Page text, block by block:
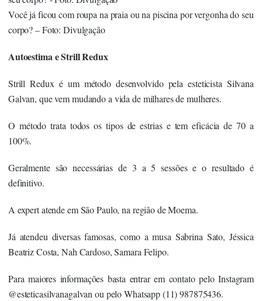
Você já ficou com roupa na praia ou na piscina por vergonha do seu
corpo? – Foto: Divulgação
Autoestima e Strill Redux
Strill Redux é um método desenvolvido pela esteticista Silvana
Galvan, que vem mudando a vida de milhares de mulheres.
O método trata todos os tipos de estrias e tem eficácia de 70 a
100%.
Geralmente são necessárias de 3 a 5 sessões e o resultado é
definitivo.
A expert atende em São Paulo, na região de Moema.
Já atendeu diversas famosas, como a musa Sabrina Sato, Jéssica
Beatriz Costa, Nah Cardoso, Samara Felipo.
Para maiores informações basta entrar em contato pelo Instagram
@esteticasilvanagalvan ou pelo Whatsapp (11) 987875436.